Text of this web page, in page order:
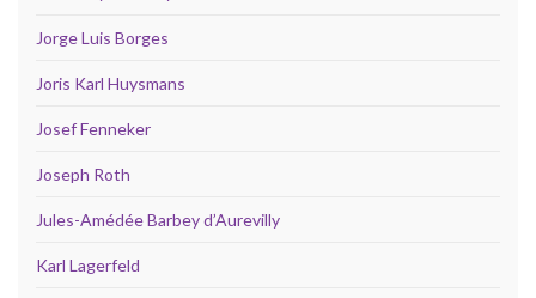
Jorge Luis Borges
Joris Karl Huysmans
Josef Fenneker
Joseph Roth
Jules-Amédée Barbey d’Aurevilly
Karl Lagerfeld